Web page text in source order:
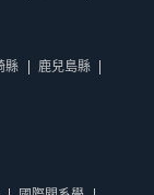
縣
鹿兒島縣